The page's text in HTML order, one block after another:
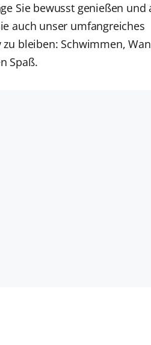
Sie bewusst genießen und
auch unser umfangreiches
bleiben: Schwimmen,
Spaß.